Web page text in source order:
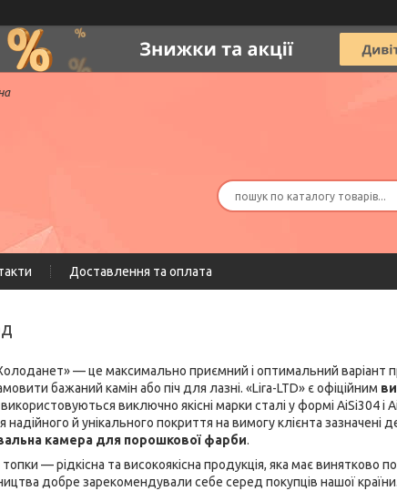
Доставлення та оплата
— це максимально приємний і оптимальний варіант
бажаний камін або піч для лазні. «Lira-LTD» є офіційним
виключно якісні марки сталі у формі AiSi304
й унікального покриття на вимогу клієнта
камера для порошкової фарби.
топки — рідкісна та високоякісна продукція, яка має винятково
добре зарекомендували себе серед покупців нашої